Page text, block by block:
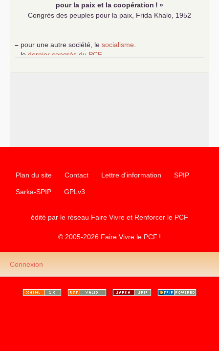
pour la paix et la coopération ! »
Congrès des peuples pour la paix, Frida Khalo, 1952
– pour une autre société, le socialisme
le dernier congrès du PCF
Plan du site Contact Lettre d'information SPIP
Sarka-SPIP GPLv3
édité par le réseau Faire Vivre et Renforcer le PCF
© 2005-2026 Faire Vivre le PCF !
Connexion